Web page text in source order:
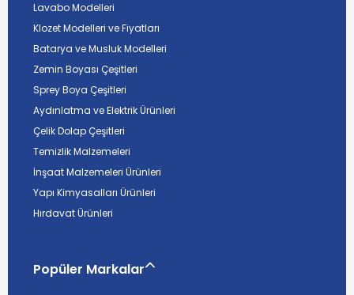
Lavabo Modelleri
Klozet Modelleri ve Fiyatları
Batarya ve Musluk Modelleri
Zemin Boyası Çeşitleri
Sprey Boya Çeşitleri
Aydınlatma ve Elektrik Ürünleri
Çelik Dolap Çeşitleri
Temizlik Malzemeleri
İnşaat Malzemeleri Ürünleri
Yapı Kimyasalları Ürünleri
Hırdavat Ürünleri
Popüler Markalar